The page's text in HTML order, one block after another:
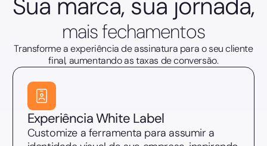
mais fechamentos
Transforme a experiência de assinatura para o seu cliente
final, aumentando as taxas de conversão.
Experiência White Label
Customize a ferramenta para assumir a